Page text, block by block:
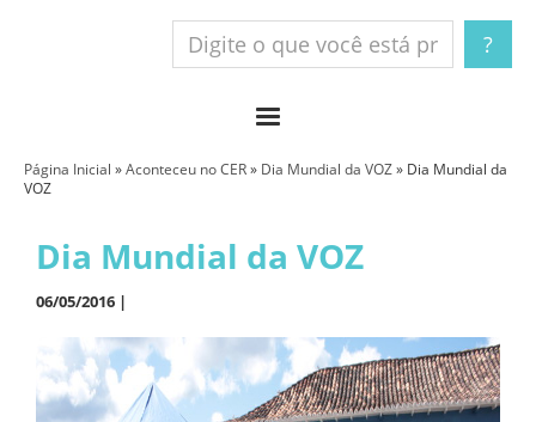
Página Inicial »Aconteceu no CER» Dia Mundial da VOZ» Dia Mundial da
VOZ
Dia Mundial da VOZ
06/05/2016 |